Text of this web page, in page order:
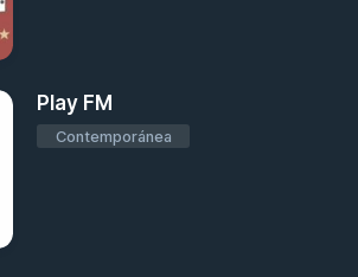
Play FM
Contemporánea